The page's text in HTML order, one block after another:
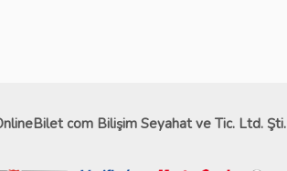
com Bilişim Seyahat ve Tic. Ltd. Şti.